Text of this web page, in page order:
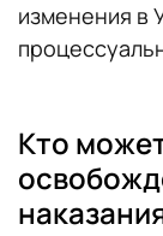
изменения в
Кто